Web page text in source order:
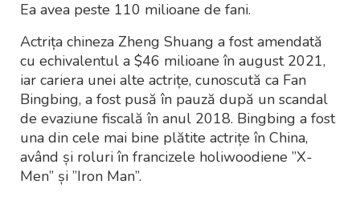
Ea avea peste 110 milioane de fani.
Actrița chineza Zheng Shuang a fost amendată
cu echivalentul a $46 milioane în august 2021,
iar cariera unei alte actrițe, cunoscută ca Fan
Bingbing, a fost pusă în pauză după un scandal
de evaziune fiscală în anul 2018. Bingbing a fost
una din cele mai bine plătite actrițe în China,
având și roluri în francizele holiwoodiene ”X-
Men” și ”Iron Man”.